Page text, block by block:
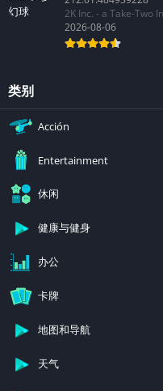
2K Inc. - a Take-Two
2026-08-06
类别
Acción
Entertainment
休闲
健康与健身
办公
卡牌
地图和导航
天气